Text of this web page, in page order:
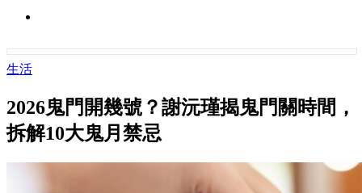
生活
2026鬼門開幾號？謝沅瑾揭鬼門關時間，
拆解10大鬼月禁忌